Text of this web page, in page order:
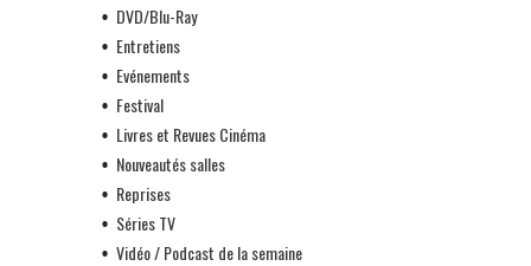
DVD/Blu-Ray
Entretiens
Evénements
Festival
Livres et Revues Cinéma
Nouveautés salles
Reprises
Séries TV
Vidéo / Podcast de la semaine